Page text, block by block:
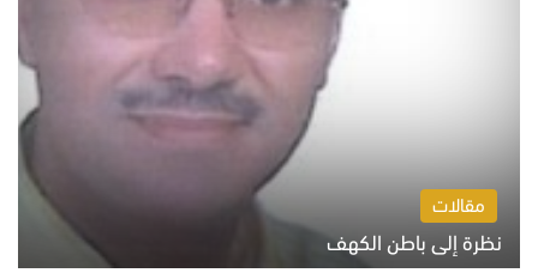
مقالات
نظرة إلى باطن الكهف